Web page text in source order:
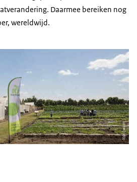
Daarmee bereiken nog
wereldwijd.